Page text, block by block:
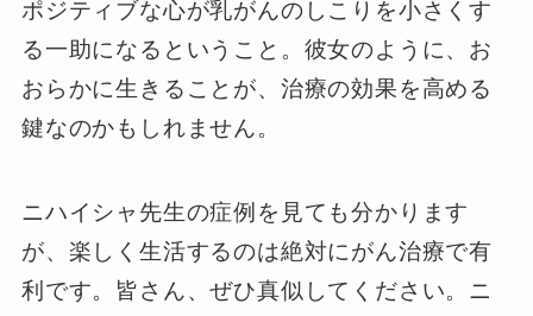
ポジティブな心が乳がんのしこりを小さくす
る一助になるということ。彼女のように、お
おらかに生きることが、治療の効果を高める
鍵なのかもしれません。
ニハイシャ先生の症例を見ても分かります
が、楽しく生活するのは絶対にがん治療で有
利です。皆さん、ぜひ真似してください。ニ